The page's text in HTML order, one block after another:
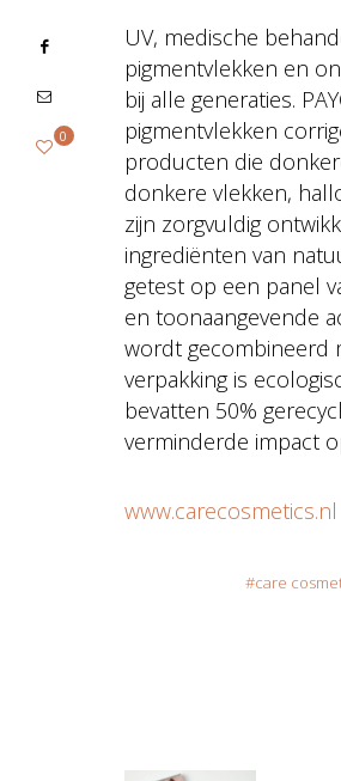
UV, medische
pigmentvlekken en
bij alle generaties.
pigmentvlekken
producten die
donkere vlekken,
zijn zorgvuldig
ingrediënten van
getest op een panel
en toonaangevende
wordt gecombineerd
verpakking is
bevatten 50%
verminderde impact
www.carecosmetics.nl
0
care